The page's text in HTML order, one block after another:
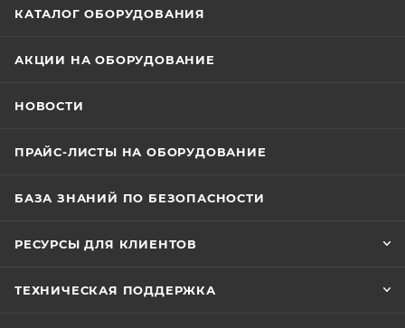
КАТАЛОГ ОБОРУДОВАНИЯ
АКЦИИ НА ОБОРУДОВАНИЕ
НОВОСТИ
ПРАЙС-ЛИСТЫ НА ОБОРУДОВАНИЕ
БАЗА ЗНАНИЙ ПО БЕЗОПАСНОСТИ
РЕСУРСЫ ДЛЯ КЛИЕНТОВ
ТЕХНИЧЕСКАЯ ПОДДЕРЖКА